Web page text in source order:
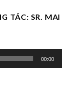
TÁC: SR. MAI
00:00